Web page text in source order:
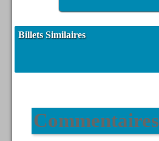
Billets Similaires
Commentaires